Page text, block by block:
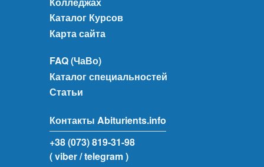
Каталог Курсов
Карта сайта
FAQ (ЧаВо)
Каталог специальностей
Статьи
Контакты Abiturients.info
+38 (073) 819-31-98
( viber/ telegram )